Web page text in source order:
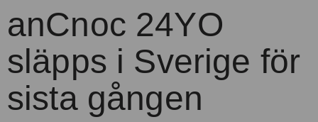
anCnoc 24YO
släpps i Sverige för
sista gången